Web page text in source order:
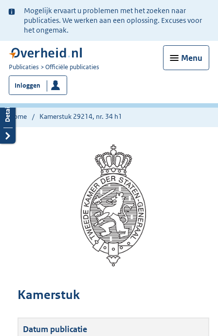
Ter
informatie:
Mogelijk ervaart u problemen met het zoeken naar
publicaties. We werken aan een oplossing. Excuses voor
het ongemak.
Menu
U
bent
nu
hier:
Publicaties Officiële publicaties
Inloggen
Home Kamerstuk 29214, nr. 34 h1
Kamerstuk